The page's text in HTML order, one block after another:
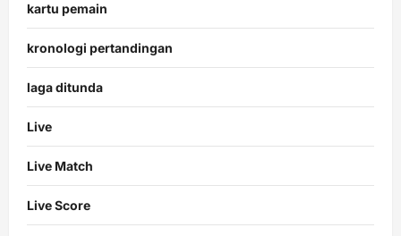
kartu pemain
kronologi pertandingan
laga ditunda
Live
Live Match
Live Score